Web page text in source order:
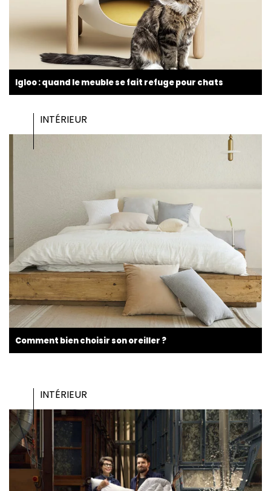
Igloo : quand le meuble se fait refuge pour chats
INTÉRIEUR
Comment bien choisir son oreiller ?
INTÉRIEUR